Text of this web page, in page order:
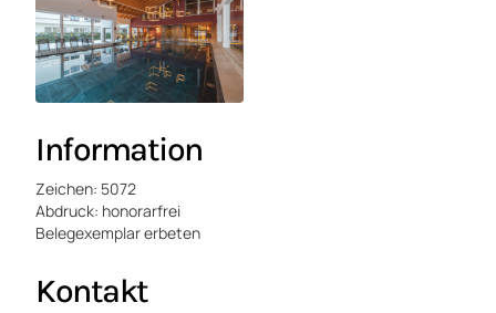
Information
Zeichen: 5072
Abdruck: honorarfrei
Belegexemplar erbeten
Kontakt